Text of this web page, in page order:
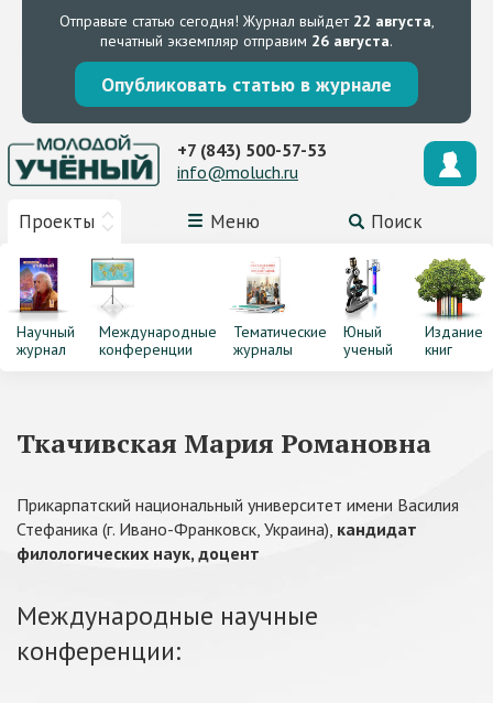
Отправьте статью сегодня! Журнал выйдет 22 августа,
печатный экземпляр отправим 26 августа.
Опубликовать статью в журнале
Проекты Меню Поиск
+7 (843) 500-57-53
info@moluch.ru
Научный
журнал
Международные
конференции
Тематические
журналы
Юный
ученый
Издание
книг
Ткачивская Мария Романовна
Прикарпатский национальный университет имени Василия
Стефаника (г. Ивано-Франковск, Украина), кандидат
филологических наук, доцент
Международные научные
конференции: